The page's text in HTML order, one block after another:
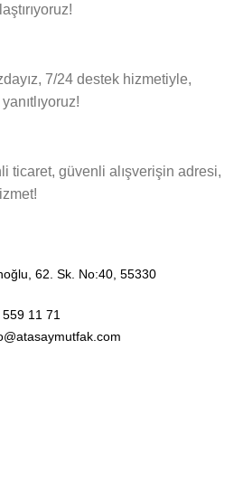
7/24 destek hizmetiyle,
yanıtlıyoruz!
ticaret, güvenli alışverişin adresi,
62. Sk. No:40, 55330
11 71